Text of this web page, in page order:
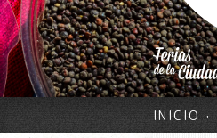
INICIO